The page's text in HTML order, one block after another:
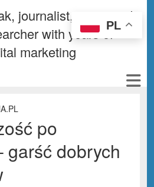
journalist, writer and
with years of
marketing
po
garść dobrych
PL